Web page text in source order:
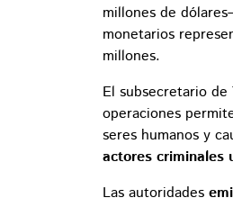
millones de
monetarios
millones.
El subsecretario
operaciones
seres humanos y
actores criminales
Las autoridades